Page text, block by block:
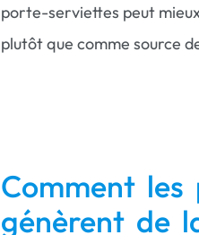
porte-serviettes peut
plutôt que comme source
Comment
génèrent de